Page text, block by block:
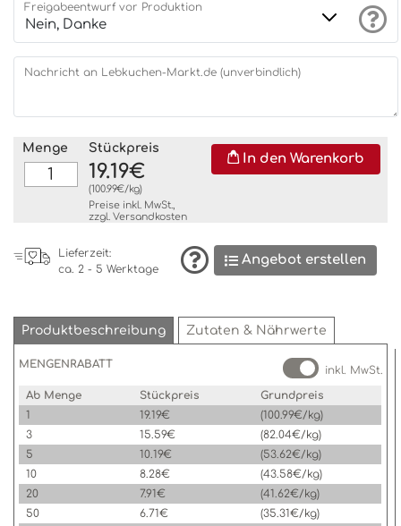
Freigabeentwurf vor Produktion
Nachricht an Lebkuchen-Markt.de (unverbindlich)
Menge Stückpreis
19.19€
(100.99€/kg)
Preise inkl. MwSt.,
zzgl. Versandkosten
In den Warenkorb
Lieferzeit:
ca. 2 - 5 Werktage
Angebot erstellen
Produktbeschreibung Zutaten & Nährwerte
MENGENRABATT
inkl. MwSt.
Ab Menge
Stückpreis
Grundpreis
1
19.19€
(100.99€/kg)
3
15.59€
(82.04€/kg)
5
10.19€
(53.62€/kg)
10
8.28€
(43.58€/kg)
20
7.91€
(41.62€/kg)
50
6.71€
(35.31€/kg)